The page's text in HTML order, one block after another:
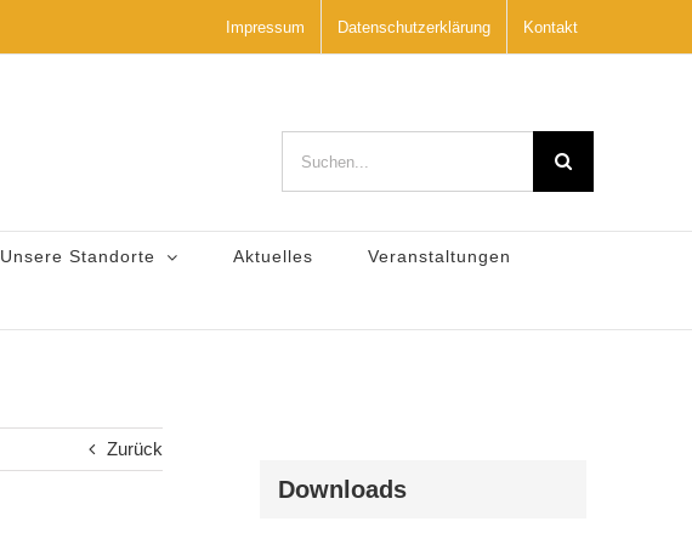
Impressum Datenschutzerklärung Kontakt
nach:
Unsere Standorte Aktuelles Veranstaltungen
Zurück
Downloads